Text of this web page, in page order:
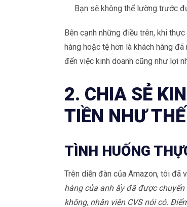
Bạn sẽ không thể lường trước
Bên cạnh những điều trên, khi
hàng hoặc tệ hơn là khách hàng
đến việc kinh doanh cũng như lợi
2. CHIA SẺ
TIỀN NHƯ
TÌNH HUỐNG
Trên diễn đàn của Amazon, tôi đã
hàng của anh ấy đã được
không, nhân viên CVS nói có.